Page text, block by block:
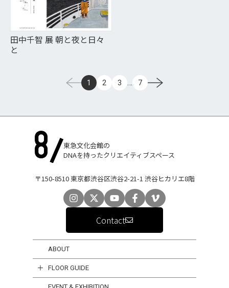
田中千智 展 朝と夜と日々
と
1 2 3 … 7
東急文化会館の
DNAを持ったクリエイティブスペース
〒150-8510 東京都渋谷区渋谷2-21-1 渋谷ヒカリエ8階
Contact
ABOUT
FLOOR GUIDE